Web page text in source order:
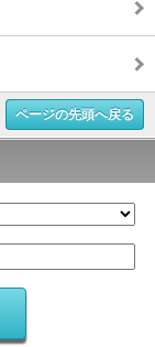
ページの先頭へ戻る